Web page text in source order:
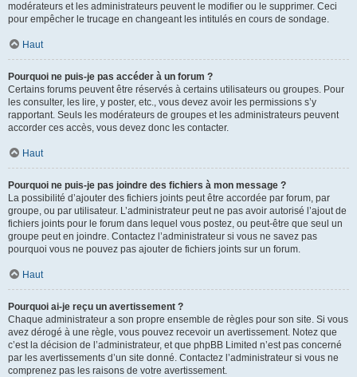
modérateurs et les administrateurs peuvent le modifier ou le supprimer. Ceci
pour empêcher le trucage en changeant les intitulés en cours de sondage.
Haut
Pourquoi ne puis-je pas accéder à un forum ?
Certains forums peuvent être réservés à certains utilisateurs ou groupes. Pour
les consulter, les lire, y poster, etc., vous devez avoir les permissions s’y
rapportant. Seuls les modérateurs de groupes et les administrateurs peuvent
accorder ces accès, vous devez donc les contacter.
Haut
Pourquoi ne puis-je pas joindre des fichiers à mon message ?
La possibilité d’ajouter des fichiers joints peut être accordée par forum, par
groupe, ou par utilisateur. L’administrateur peut ne pas avoir autorisé l’ajout de
fichiers joints pour le forum dans lequel vous postez, ou peut-être que seul un
groupe peut en joindre. Contactez l’administrateur si vous ne savez pas
pourquoi vous ne pouvez pas ajouter de fichiers joints sur un forum.
Haut
Pourquoi ai-je reçu un avertissement ?
Chaque administrateur a son propre ensemble de règles pour son site. Si vous
avez dérogé à une règle, vous pouvez recevoir un avertissement. Notez que
c’est la décision de l’administrateur, et que phpBB Limited n’est pas concerné
par les avertissements d’un site donné. Contactez l’administrateur si vous ne
comprenez pas les raisons de votre avertissement.